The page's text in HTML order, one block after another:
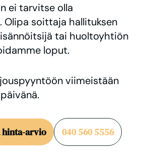
ei tarvitse olla
Olipa soittaja hallituksen
tai huoltoyhtiön
loput.
viimeistään
hinta-arvio 040 560 5556